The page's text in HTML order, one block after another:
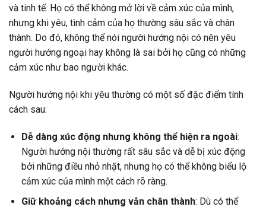
và tinh tế. Họ có thể không mở lời về cảm xúc của mình,
nhưng khi yêu, tình cảm của họ thường sâu sắc và chân
thành. Do đó, không thể nói người hướng nội có nên yêu
người hướng ngoại hay không là sai bởi họ cũng có những
cảm xúc như bao người khác.
Người hướng nội khi yêu thường có một số đặc điểm tính
cách sau:
Dễ dàng xúc động nhưng không thể hiện ra ngoài:
Người hướng nội thường rất sâu sắc và dễ bị xúc động
bởi những điều nhỏ nhặt, nhưng họ có thể không biểu lộ
cảm xúc của mình một cách rõ ràng.
Giữ khoảng cách nhưng vẫn chân thành: Dù có thể